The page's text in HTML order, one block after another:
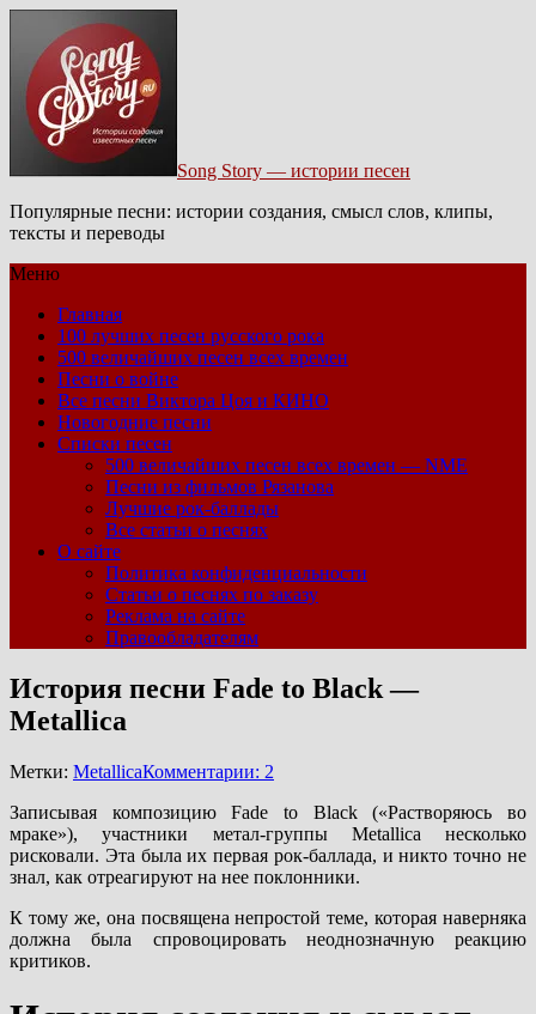
Song Story — истории песен
Популярные песни: истории создания, смысл слов, клипы,
тексты и переводы
Меню
Главная
100 лучших песен русского рока
500 величайших песен всех времен
Песни о войне
Все песни Виктора Цоя и КИНО
Новогодние песни
Списки песен
500 величайших песен всех времен — NME
Песни из фильмов Рязанова
Лучшие рок-баллады
Все статьи о песнях
О сайте
Политика конфиденциальности
Статьи о песнях по заказу
Реклама на сайте
Правообладателям
История песни Fade to Black —
Metallica
Метки: MetallicaКомментарии: 2
Записывая композицию Fade to Black («Растворяюсь во
мраке»), участники метал-группы Metallica несколько
рисковали. Эта была их первая рок-баллада, и никто точно не
знал, как отреагируют на нее поклонники.
К тому же, она посвящена непростой теме, которая наверняка
должна была спровоцировать неоднозначную реакцию
критиков.